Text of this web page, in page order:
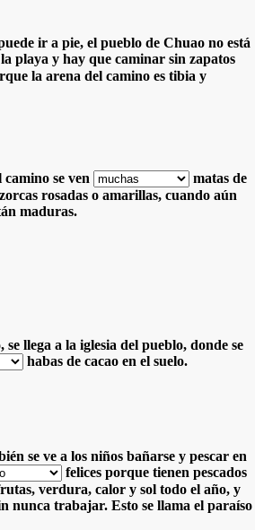
ir a pie, el pueblo de Chuao no está
playa y hay que caminar sin zapatos
la arena del camino es tibia y
camino se ven
matas de
rosadas o amarillas, cuando aún
maduras.
se llega a la iglesia del pueblo, donde se
habas de cacao en el suelo.
se ve a los niños bañarse y pescar en
felices porque tienen pescados
verdura, calor y sol todo el año, y
nunca trabajar. Esto se llama el paraíso